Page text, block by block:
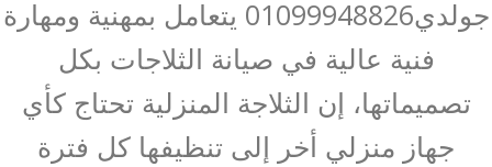
جولدي01099948826 يتعامل بمهنية ومهارة
فنية عالية في صيانة الثلاجات بكل
تصميماتها، إن الثلاجة المنزلية تحتاج كأي
جهاز منزلي أخر إلى تنظيفها كل فترة